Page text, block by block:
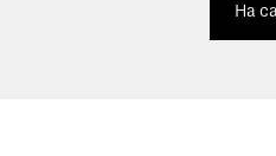
На